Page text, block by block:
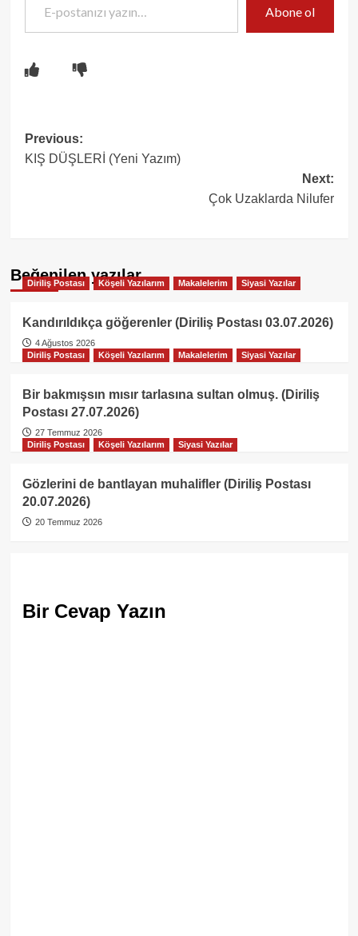
Abone ol
Post
navigation
Previous:
KIŞ DÜŞLERİ (Yeni Yazım)
Next:
Çok Uzaklarda Nilufer
Beğenilen yazılar
Diriliş Postası Köşeli Yazılarım Makalelerim Siyasi Yazılar
Kandırıldıkça göğerenler (Diriliş Postası 03.07.2026)
4 Ağustos 2026
Diriliş Postası
Köşeli Yazılarım Makalelerim Siyasi Yazılar
Bir bakmışsın mısır tarlasına sultan olmuş. (Diriliş
Postası 27.07.2026)
27 Temmuz 2026
Diriliş Postası
Köşeli Yazılarım Siyasi Yazılar
Gözlerini de bantlayan muhalifler (Diriliş Postası
20.07.2026)
20 Temmuz 2026
Bir Cevap Yazın